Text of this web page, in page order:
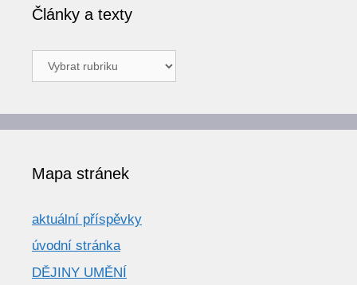
Články a texty
Články
a
Mapa stránek
aktuální příspěvky
úvodní stránka
DĚJINY UMĚNÍ